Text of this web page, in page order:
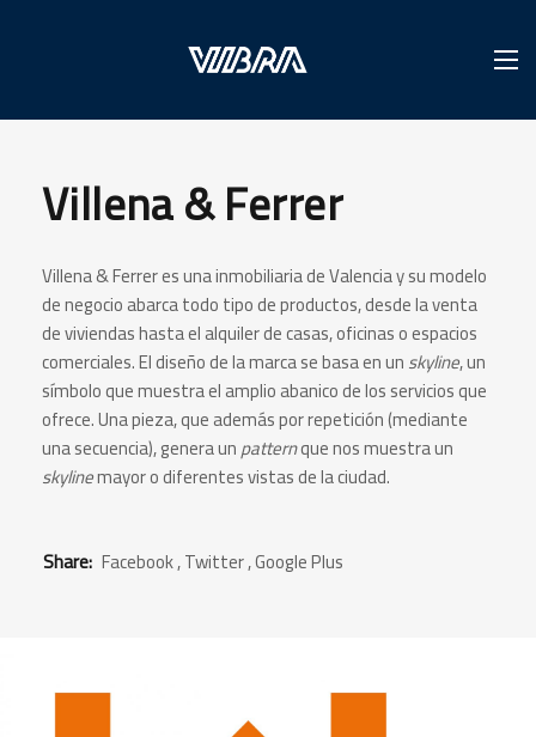
Villena & Ferrer
Villena & Ferrer es una inmobiliaria de Valencia y su modelo
de negocio abarca todo tipo de productos, desde la venta
de viviendas hasta el alquiler de casas, oficinas o espacios
comerciales. El diseño de la marca se basa en unskyline, un
símbolo que muestra el amplio abanico de los servicios que
ofrece. Una pieza, que además por repetición (mediante
una secuencia), genera unpatternque nos muestra un
skylinemayor o diferentes vistas de la ciudad.
Share: Facebook,Twitter,Google Plus